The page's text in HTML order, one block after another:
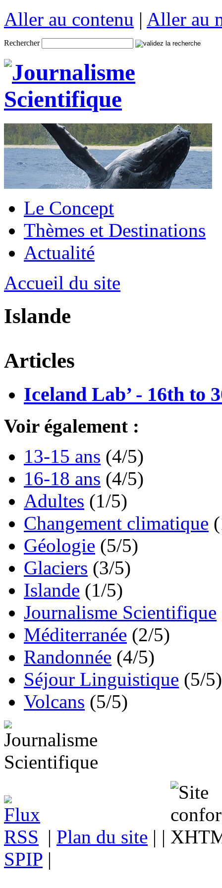
Aller au contenu | Aller au
Rechercher
Le Concept
Thèmes et Destinations
Actualité
Accueil du site
Islande
Articles
Iceland Lab’ - 16th to
Voir également :
13-15 ans (4/5)
16-18 ans (4/5)
Adultes (1/5)
Changement climatique
Géologie (5/5)
Glaciers (3/5)
Islande (1/5)
Journalisme Scientifique
Méditerranée (2/5)
Randonnée (4/5)
Séjour Linguistique (5/5)
Volcans (5/5)
| Plan du site | |
SPIP |